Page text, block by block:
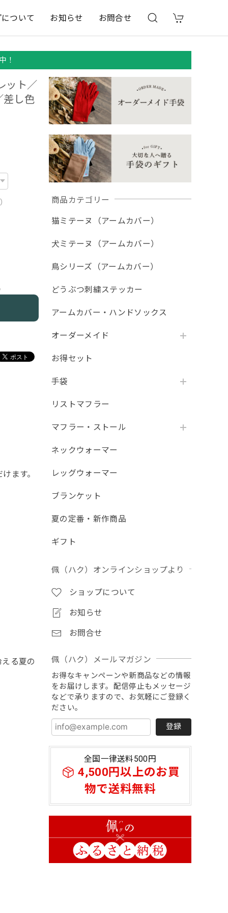
ついて お知らせ お問合せ
！
商品カテゴリー
猫ミテーヌ（アームカバー）
犬ミテーヌ（アームカバー）
鳥シリーズ（アームカバー）
どうぶつ刺繍ステッカー
アームカバー・ハンドソックス
オーダーメイド
お得セット
手袋
リストマフラー
マフラー・ストール
ネックウォーマー
レッグウォーマー
ブランケット
夏の定番・新作商品
ギフト
佩（ハク）オンラインショップより
ショップについて
お知らせ
お問合せ
佩（ハク）メールマガジン
お得なキャンペーンや新商品などの情報
をお届けします。配信停止もメッセージ
などで承りますので、お気軽にご登録く
ださい。
登録
全国一律送料500円
4,500円以上のお買
物で送料無料
ット／
差し色
ます。
る夏の